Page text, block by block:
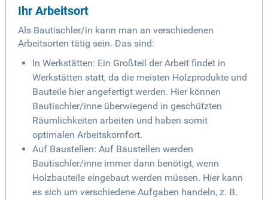
Ihr Arbeitsort
Als Bautischler/in kann man an verschiedenen
Arbeitsorten tätig sein. Das sind:
In Werkstätten: Ein Großteil der Arbeit findet in
Werkstätten statt, da die meisten Holzprodukte und
Bauteile hier angefertigt werden. Hier können
Bautischler/inne überwiegend in geschützten
Räumlichkeiten arbeiten und haben somit
optimalen Arbeitskomfort.
Auf Baustellen: Auf Baustellen werden
Bautischler/inne immer dann benötigt, wenn
Holzbauteile eingebaut werden müssen. Hier kann
es sich um verschiedene Aufgaben handeln, z. B.